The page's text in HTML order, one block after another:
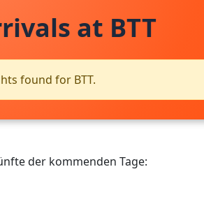
at BTT
found for BTT.
der kommenden Tage: